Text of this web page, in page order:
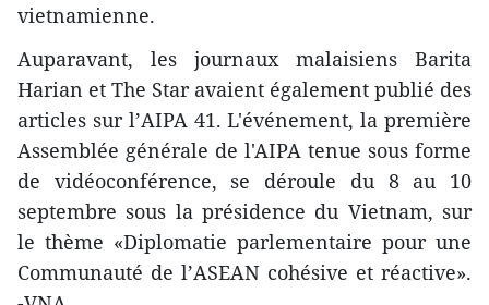
vietnamienne.
Auparavant, les journaux malaisiens Barita
Harian et The Star avaient également publié des
articles sur l’AIPA 41. L'événement, la première
Assemblée générale de l'AIPA tenue sous forme
de vidéoconférence, se déroule du 8 au 10
septembre sous la présidence du Vietnam, sur
le thème «Diplomatie parlementaire pour une
Communauté de l’ASEAN cohésive et réactive».